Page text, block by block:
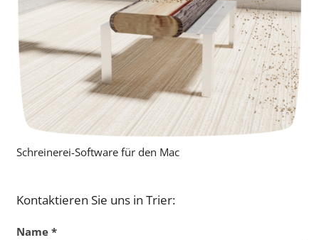
Schreinerei-Software für den Mac
Kontaktieren Sie uns in Trier:
Name *